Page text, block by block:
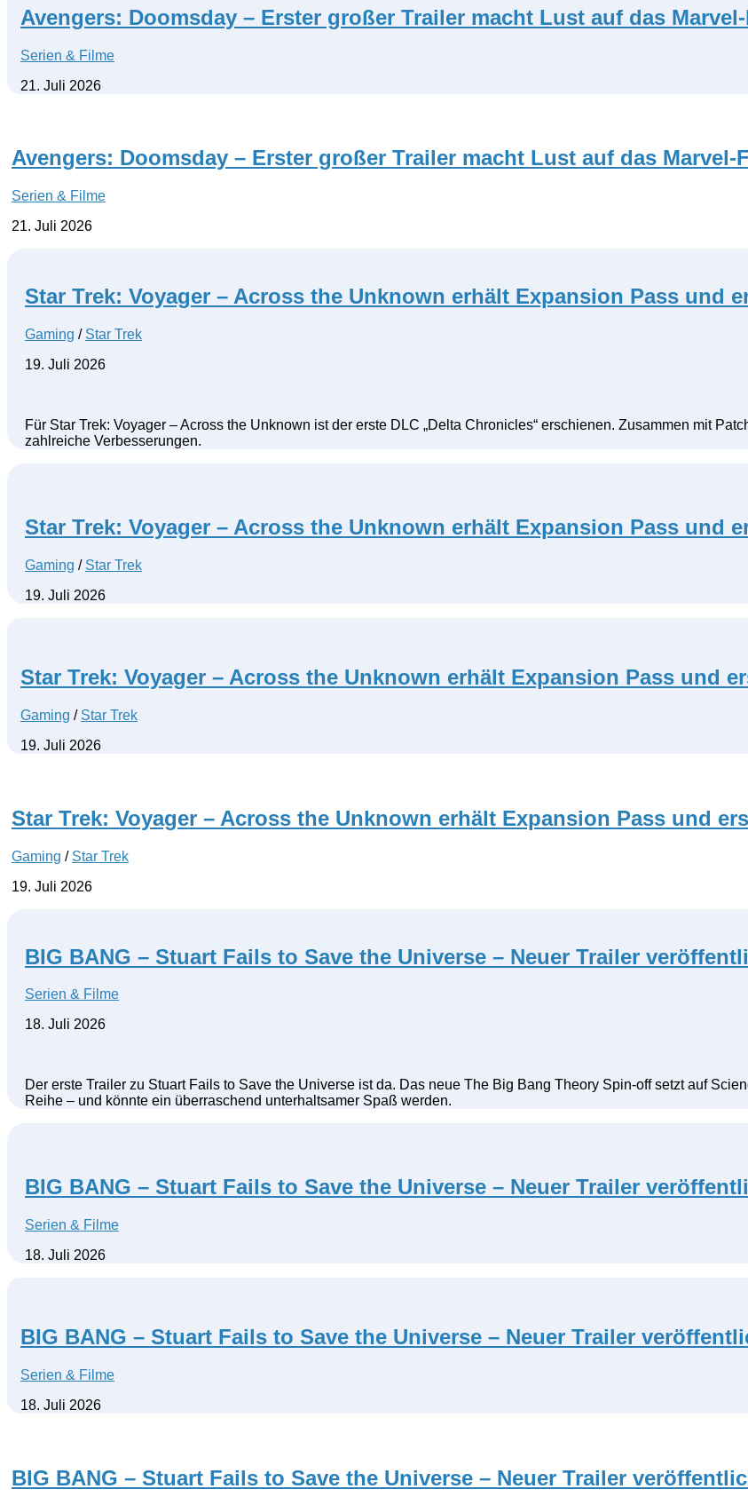
Avengers: Doomsday – Erster großer Trailer macht Lust auf das
Serien & Filme
21. Juli 2026
Avengers: Doomsday – Erster großer Trailer macht Lust auf das
Serien & Filme
21. Juli 2026
Star Trek: Voyager – Across the Unknown erhält Expansion Pass und
Gaming / Star Trek
19. Juli 2026
Für Star Trek: Voyager – Across the Unknown ist der erste DLC „Delta Chronicles“ erschienen. Zusammen mit
zahlreiche Verbesserungen.
Star Trek: Voyager – Across the Unknown erhält Expansion Pass und
Gaming / Star Trek
19. Juli 2026
Star Trek: Voyager – Across the Unknown erhält Expansion Pass und
Gaming / Star Trek
19. Juli 2026
Star Trek: Voyager – Across the Unknown erhält Expansion Pass und
Gaming / Star Trek
19. Juli 2026
BIG BANG – Stuart Fails to Save the Universe – Neuer Trailer
Serien & Filme
18. Juli 2026
Der erste Trailer zu Stuart Fails to Save the Universe ist da. Das neue The Big Bang Theory Spin-off setzt auf
Reihe – und könnte ein überraschend unterhaltsamer Spaß werden.
BIG BANG – Stuart Fails to Save the Universe – Neuer Trailer
Serien & Filme
18. Juli 2026
BIG BANG – Stuart Fails to Save the Universe – Neuer Trailer
Serien & Filme
18. Juli 2026
BIG BANG – Stuart Fails to Save the Universe – Neuer Trailer